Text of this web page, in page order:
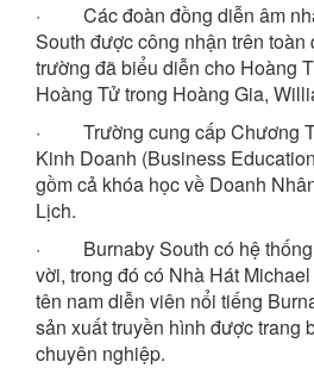
· Các đoàn đồng diễn âm
South được công nhận trên
trường đã biểu diễn cho Hoàng
Hoàng Tử trong Hoàng Gia,
· Trường cung cấp Chương
Kinh Doanh (Business
gồm cả khóa học về Doanh
Lịch.
· Burnaby South có hệ thống
vời, trong đó có Nhà Hát
tên nam diễn viên nổi tiếng
sản xuất truyền hình được trang
chuyên nghiệp.